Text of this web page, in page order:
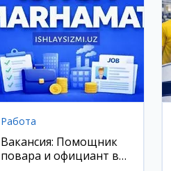
Работа
Вакансия: Помощник
повара и официант в